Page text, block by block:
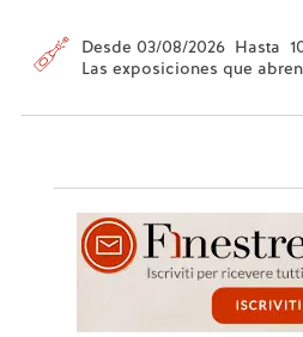
Desde 03/08/2026 Hasta
Las exposiciones que